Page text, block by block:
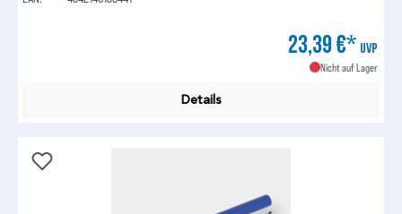
23,39 €* UVP
Nicht auf Lager
Details